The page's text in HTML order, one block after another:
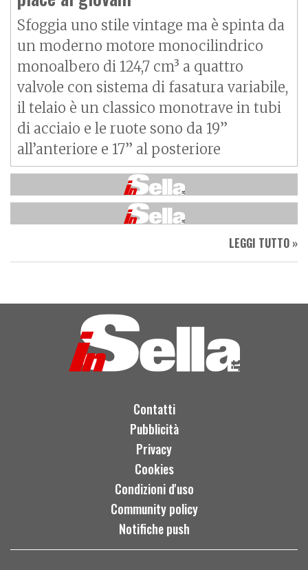
Sfoggia uno stile vintage ma è spinta da
un moderno motore monocilindrico
monoalbero di 124,7 cm³ a quattro
valvole con sistema di fasatura variabile,
il telaio è un classico monotrave in tubi
di acciaio e le ruote sono da 19”
all’anteriore e 17” al posteriore
LEGGI TUTTO »
Contatti
Pubblicità
Privacy
Cookies
Condizioni d'uso
Community policy
Notifiche push